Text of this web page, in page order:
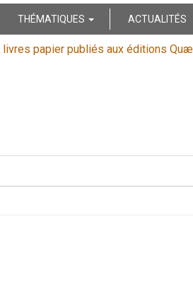
THÉMATIQUES ACTUALITÉS
livres papier publiés aux éditions